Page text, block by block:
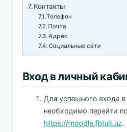
Контакты
Телефон
Почта
Адрес
Социальные сети
Вход в личный
Для успешного входа
необходимо перейти
https://moodle.fbtuit.uz.